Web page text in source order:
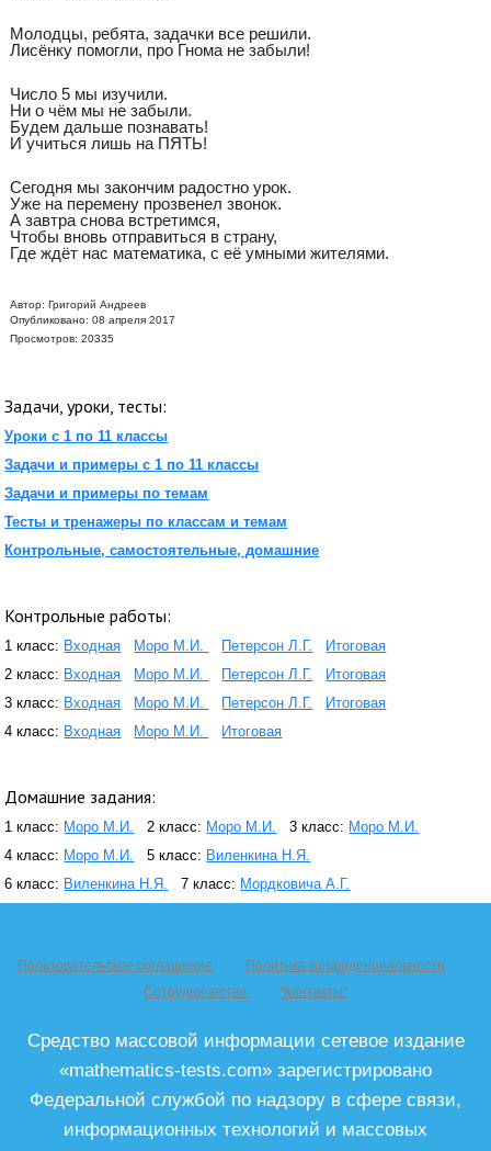
Молодцы, ребята, задачки все решили.
Лисёнку помогли, про Гнома не забыли!
Число 5 мы изучили.
Ни о чём мы не забыли.
Будем дальше познавать!
И учиться лишь на ПЯТЬ!
Сегодня мы закончим радостно урок.
Уже на перемену прозвенел звонок.
А завтра снова встретимся,
Чтобы вновь отправиться в страну,
Где ждёт нас математика, с её умными жителями.
Автор: Григорий Андреев
Опубликовано: 08 апреля 2017
Просмотров: 20335
Задачи, уроки, тесты:
Уроки с 1 по 11 классы
Задачи и примеры с 1 по 11 классы
Задачи и примеры по темам
Тесты и тренажеры по классам и темам
Контрольные, самостоятельные, домашние
Контрольные работы:
1 класс: Входная Моро М.И. Петерсон Л.Г.
Итоговая
2 класс: Входная Моро М.И. Петерсон Л.Г.
Итоговая
3 класс: Входная Моро М.И. Петерсон Л.Г.
Итоговая
4 класс: Входная Моро М.И. Итоговая
Домашние задания:
1 класс: Моро М.И. 2 класс: Моро М.И. 3 класс: Моро М.И.
4 класс: Моро М.И. 5 класс: Виленкина Н.Я.
6 класс: Виленкина Н.Я. 7 класс: Мордковича А.Г.
Пользовательское соглашение
Политика конфиденциальности
Сотрудничество
"Контакты"
Средство массовой информации сетевое издание
«mathematics-tests.com» зарегистрировано
Федеральной службой по надзору в сфере связи,
информационных технологий и массовых